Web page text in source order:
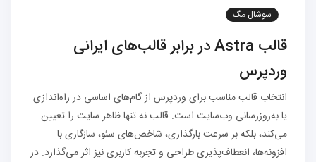
سوشال مگ
قالب Astra در برابر قالب‌های ایرانی
وردپرس
انتخاب قالب مناسب برای وردپرس از گام‌های اساسی در راه‌اندازی
یا به‌روزرسانی وب‌سایت است. قالب نه تنها ظاهر سایت را تعیین
می‌کند، بلکه بر سرعت بارگذاری، شاخص‌های سئو، سازگاری با
افزونه‌ها، انعطاف‌پذیری طراحی و تجربه کاربری نیز اثر می‌گذارد. در